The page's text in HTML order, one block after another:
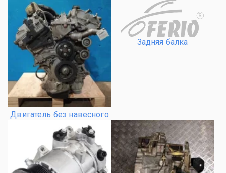
Двигатель без навесного
R
Задняя балка